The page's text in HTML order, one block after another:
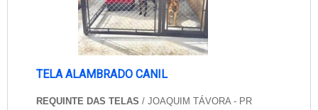
TELA ALAMBRADO CANIL
REQUINTE DAS TELAS / JOAQUIM TÁVORA - PR